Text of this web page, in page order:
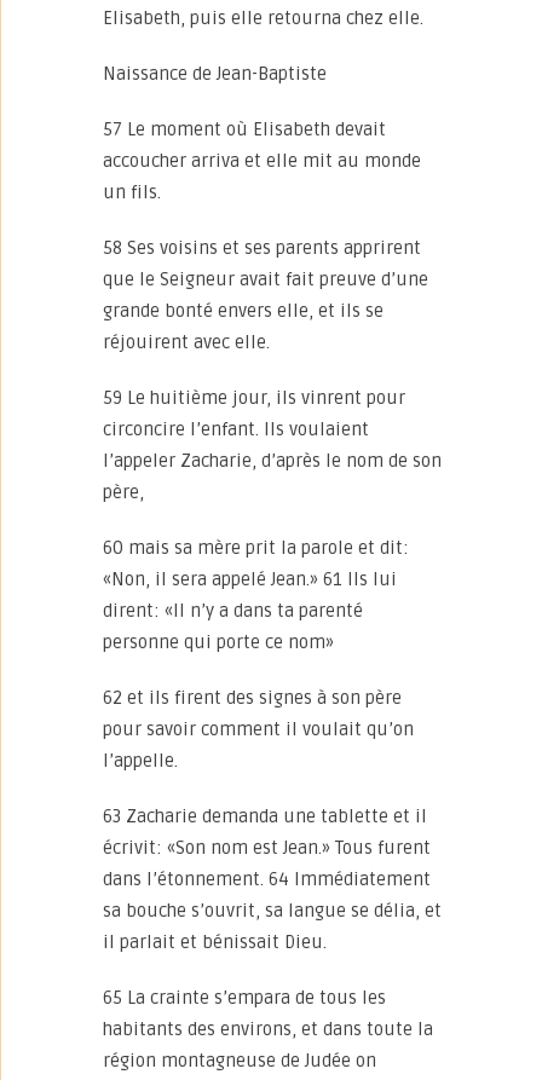
Elisabeth, puis elle retourna chez elle.
Naissance de Jean-Baptiste
57 Le moment où Elisabeth devait
accoucher arriva et elle mit au monde
un fils.
58 Ses voisins et ses parents apprirent
que le Seigneur avait fait preuve d’une
grande bonté envers elle, et ils se
réjouirent avec elle.
59 Le huitième jour, ils vinrent pour
circoncire l’enfant. Ils voulaient
l’appeler Zacharie, d’après le nom de son
père,
60 mais sa mère prit la parole et dit:
«Non, il sera appelé Jean.» 61 Ils lui
dirent: «Il n’y a dans ta parenté
personne qui porte ce nom»
62 et ils firent des signes à son père
pour savoir comment il voulait qu’on
l’appelle.
63 Zacharie demanda une tablette et il
écrivit: «Son nom est Jean.» Tous furent
dans l’étonnement. 64 Immédiatement
sa bouche s’ouvrit, sa langue se délia, et
il parlait et bénissait Dieu.
65 La crainte s’empara de tous les
habitants des environs, et dans toute la
région montagneuse de Judée on